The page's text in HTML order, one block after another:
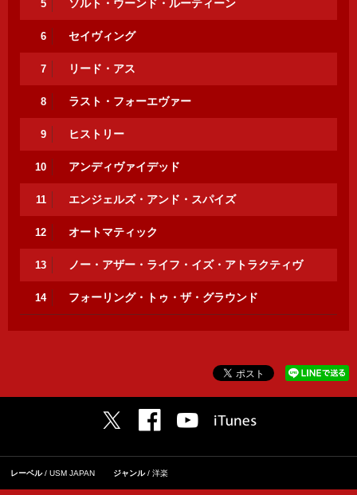
5 ソルト・ウーンド・ルーティーン
6 セイヴィング
7 リード・アス
8 ラスト・フォーエヴァー
9 ヒストリー
10 アンディヴァイデッド
11 エンジェルズ・アンド・スパイズ
12 オートマティック
13 ノー・アザー・ライフ・イズ・アトラクティヴ
14 フォーリング・トゥ・ザ・グラウンド
レーベル USM JAPAN ジャンル 洋楽